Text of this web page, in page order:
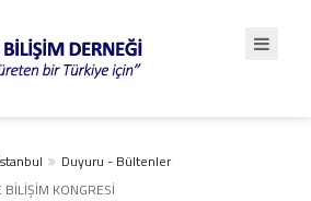
Duyuru - Bültenler
KONGRESİ